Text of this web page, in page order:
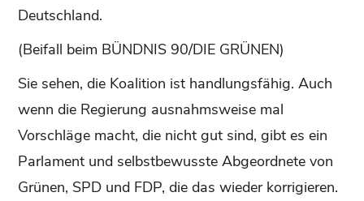
Deutschland.
(Beifall beim BÜNDNIS 90/DIE GRÜNEN)
Sie sehen, die Koalition ist handlungsfähig. Auch
wenn die Regierung ausnahmsweise mal
Vorschläge macht, die nicht gut sind, gibt es ein
Parlament und selbstbewusste Abgeordnete von
Grünen, SPD und FDP, die das wieder korrigieren.